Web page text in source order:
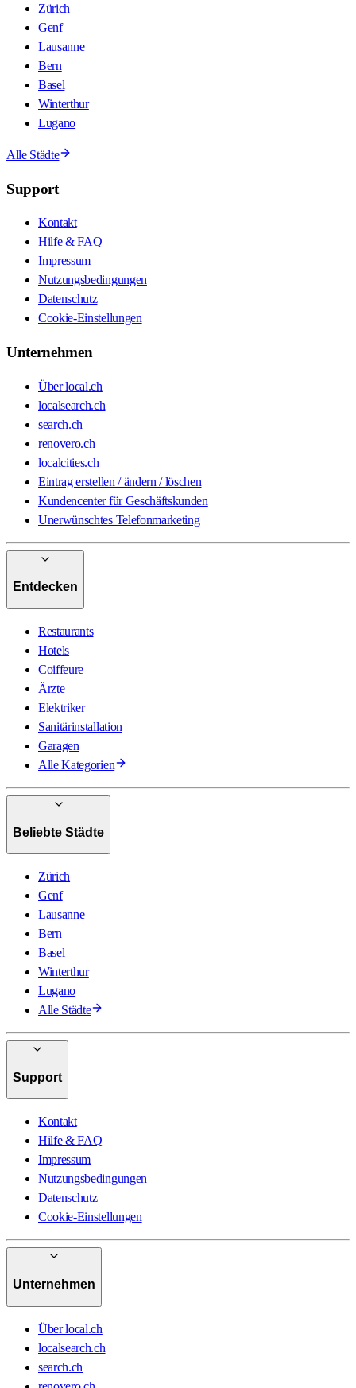
Zürich
Genf
Lausanne
Bern
Basel
Winterthur
Lugano
Alle Städte
Support
Kontakt
Hilfe & FAQ
Impressum
Nutzungsbedingungen
Datenschutz
Cookie-Einstellungen
Unternehmen
Über local.ch
localsearch.ch
search.ch
renovero.ch
localcities.ch
Eintrag erstellen / ändern / löschen
Kundencenter für Geschäftskunden
Unerwünschtes Telefonmarketing
Entdecken
Restaurants
Hotels
Coiffeure
Ärzte
Elektriker
Sanitärinstallation
Garagen
Alle Kategorien
Beliebte Städte
Zürich
Genf
Lausanne
Bern
Basel
Winterthur
Lugano
Alle Städte
Support
Kontakt
Hilfe & FAQ
Impressum
Nutzungsbedingungen
Datenschutz
Cookie-Einstellungen
Unternehmen
Über local.ch
localsearch.ch
search.ch